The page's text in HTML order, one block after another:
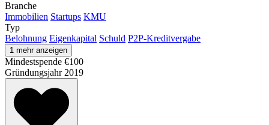
Branche
Immobilien Startups KMU
Typ
Belohnung Eigenkapital Schuld P2P-Kreditvergabe
1 mehr anzeigen
Mindestspende €100
Gründungsjahr 2019